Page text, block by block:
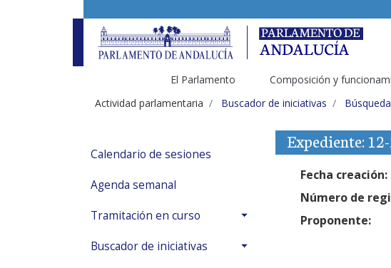
El Parlamento Composición y
Actividad parlamentaria
Buscador de iniciativas
Calendario de sesiones
Agenda semanal
Tramitación en curso
Buscador de iniciativas
Expediente:
Fecha creación:
Número de
Proponente: